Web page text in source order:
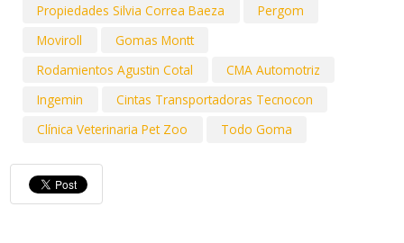
Propiedades Silvia Correa Baeza
Pergom
Moviroll
Gomas Montt
Rodamientos Agustin Cotal
CMA Automotriz
Ingemin
Cintas Transportadoras Tecnocon
Clínica Veterinaria Pet Zoo
Todo Goma